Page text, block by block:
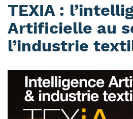
TEXIA :
Artificielle au
l’industrie